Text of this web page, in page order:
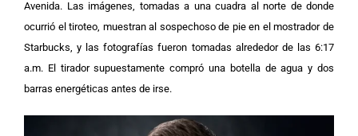
Avenida. Las imágenes, tomadas a una cuadra al norte de donde
ocurrió el tiroteo, muestran al sospechoso de pie en el mostrador de
Starbucks, y las fotografías fueron tomadas alrededor de las 6:17
a.m. El tirador supuestamente compró una botella de agua y dos
barras energéticas antes de irse.